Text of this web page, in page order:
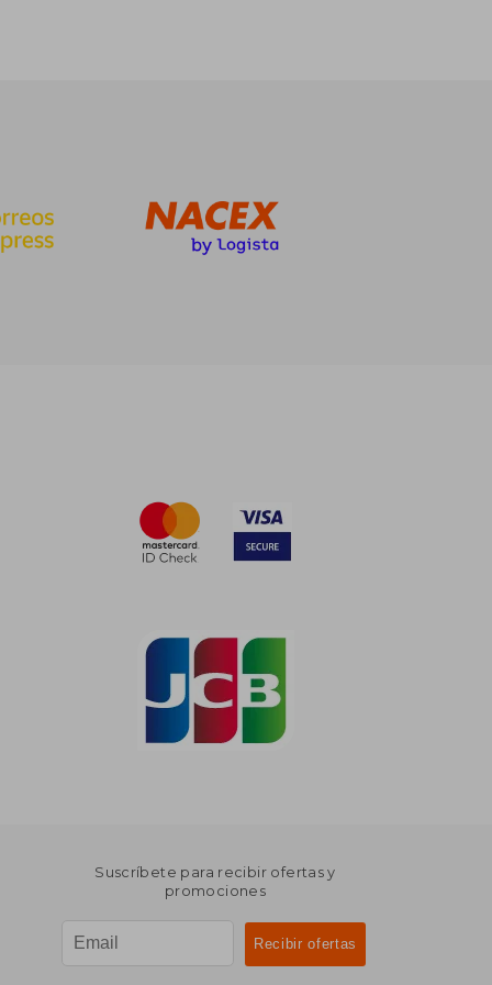
Suscríbete para recibir ofertas y
promociones